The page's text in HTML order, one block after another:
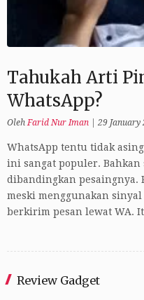
Tahukah Arti
WhatsApp?
OlehFarid Nur Iman 29 January
WhatsApp tentu tidak
ini sangat populer. Bahkan
dibandingkan pesaingnya.
meski menggunakan
berkirim pesan lewat WA.
Review Gadget